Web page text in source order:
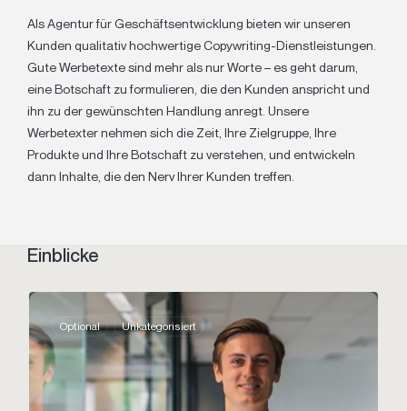
Als Agentur für Geschäftsentwicklung bieten wir unseren
Kunden qualitativ hochwertige Copywriting-Dienstleistungen.
Gute Werbetexte sind mehr als nur Worte – es geht darum,
eine Botschaft zu formulieren, die den Kunden anspricht und
ihn zu der gewünschten Handlung anregt. Unsere
Werbetexter nehmen sich die Zeit, Ihre Zielgruppe, Ihre
Produkte und Ihre Botschaft zu verstehen, und entwickeln
dann Inhalte, die den Nerv Ihrer Kunden treffen.
Einblicke
Optional Unkategorisiert